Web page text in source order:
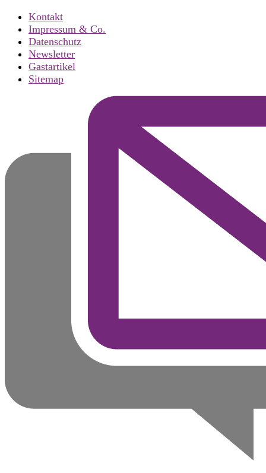
Kontakt
Impressum & Co.
Datenschutz
Newsletter
Gastartikel
Sitemap